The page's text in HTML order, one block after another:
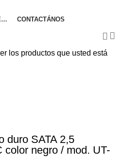
CONTACTÁNOS
duro SATA 2,5
color negro / mod. UT-
los productos que usted está